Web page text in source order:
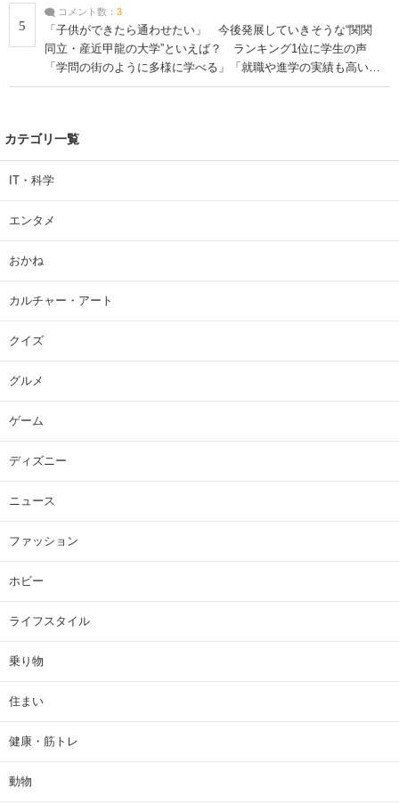
5
コメント数： 3
「子供ができたら通わせたい」 今後発展していきそうな“関関
同立・産近甲龍の大学”といえば？ ランキング1位に学生の声
「学問の街のように多様に学べる」「就職や進学の実績も高い」
| 大学 ねとらぼリサーチ
カテゴリ一覧
IT・科学
エンタメ
おかね
カルチャー・アート
クイズ
グルメ
ゲーム
ディズニー
ニュース
ファッション
ホビー
ライフスタイル
乗り物
住まい
健康・筋トレ
動物